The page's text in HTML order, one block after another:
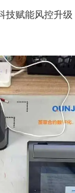
技赋能风控升级